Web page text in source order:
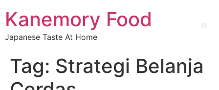
Kanemory Food
Japanese Taste At Home
Tag: Strategi Belanja